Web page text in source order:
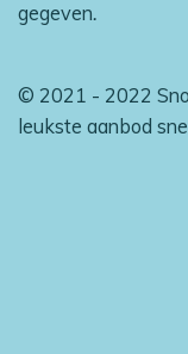
gegeven.
© 2021 - 2022
leukste aanbod